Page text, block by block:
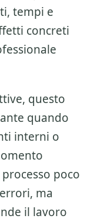
tempi e
concreti
questo
quando
interni o
poco
ma
il lavoro